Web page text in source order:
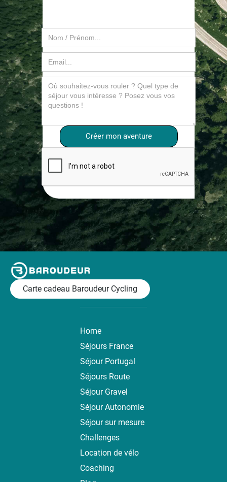
Carte cadeau Baroudeur Cycling
Home
Séjours France
Séjour Portugal
Séjours Route
Séjour Gravel
Séjour Autonomie
Séjour sur mesure
Challenges
Location de vélo
Coaching